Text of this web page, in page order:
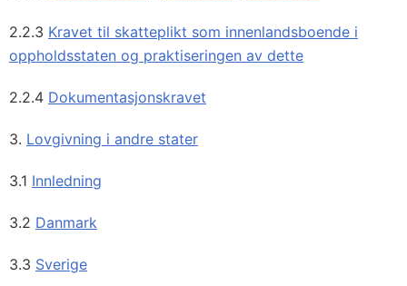
2.2.3 Kravet til skatteplikt som innenlandsboende i
oppholdsstaten og praktiseringen av dette
2.2.4 Dokumentasjonskravet
3. Lovgivning i andre stater
3.1 Innledning
3.2 Danmark
3.3 Sverige